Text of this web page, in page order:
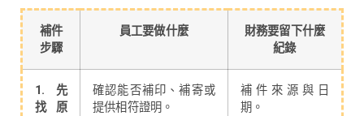
補件
步驟
員工要做什麼
財務要留下什麼
紀錄
1. 先
找原
確認能否補印、補寄或
提供相符證明。
補件來源與日
期。